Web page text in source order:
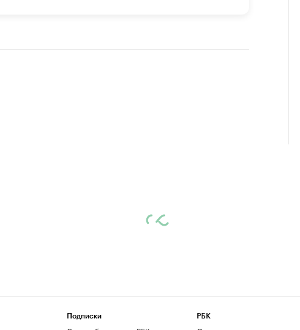
Подписки РБК